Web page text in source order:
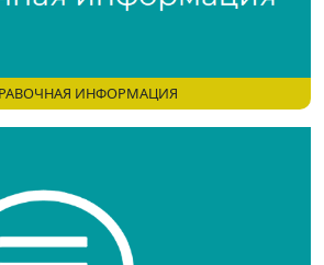
ИНФОРМАЦИЯ